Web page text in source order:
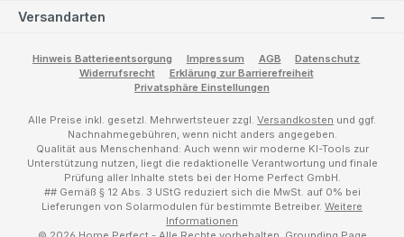
Versandarten
Hinweis Batterieentsorgung Impressum AGB
Datenschutz
Widerrufsrecht
Erklärung zur Barrierefreiheit
Privatsphäre Einstellungen
Alle Preise inkl. gesetzl. Mehrwertsteuer zzgl. Versandkosten und ggf.
Nachnahmegebühren, wenn nicht anders angegeben.
Qualität aus Menschenhand: Auch wenn wir moderne KI-Tools zur
Unterstützung nutzen, liegt die redaktionelle Verantwortung und finale
Prüfung aller Inhalte stets bei der Home Perfect GmbH.
## Gemäß § 12 Abs. 3 UStG reduziert sich die MwSt. auf 0% bei
Lieferungen von Solarmodulen für bestimmte Betreiber. Weitere
Informationen